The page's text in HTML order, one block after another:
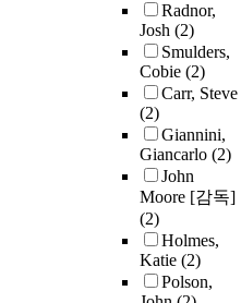
Radnor,
Josh (2)
Smulders,
Cobie (2)
Carr, Steve
(2)
Giannini,
Giancarlo (2)
John
Moore [감독]
(2)
Holmes,
Katie (2)
Polson,